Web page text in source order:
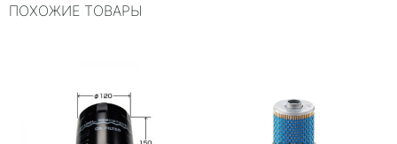
ПОХОЖИЕ ТОВАРЫ